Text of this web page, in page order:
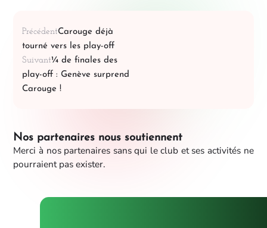
PrécédentCarouge déjà
tourné vers les play-off
Suivant¼ de finales des
play-off : Genève surprend
Carouge !
Nos partenaires nous soutiennent
Merci à nos partenaires sans qui le club et ses activités ne
pourraient pas exister.